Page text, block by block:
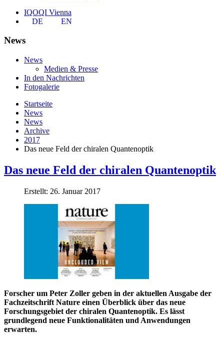
IQOQI Vienna
DE
EN
News
News
Medien & Presse
In den Nachrichten
Fotogalerie
Startseite
News
News
Archive
2017
Das neue Feld der chiralen Quantenoptik
Das neue Feld der chiralen Quantenoptik
Erstellt: 26. Januar 2017
Forscher um Peter Zoller geben in der aktuellen Ausgabe der
Fachzeitschrift Nature einen Überblick über das neue
Forschungsgebiet der chiralen Quantenoptik. Es lässt
grundlegend neue Funktionalitäten und Anwendungen
erwarten.